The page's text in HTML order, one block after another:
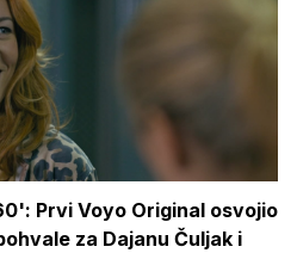
Prvi Voyo Original osvojio
za Dajanu Čuljak i